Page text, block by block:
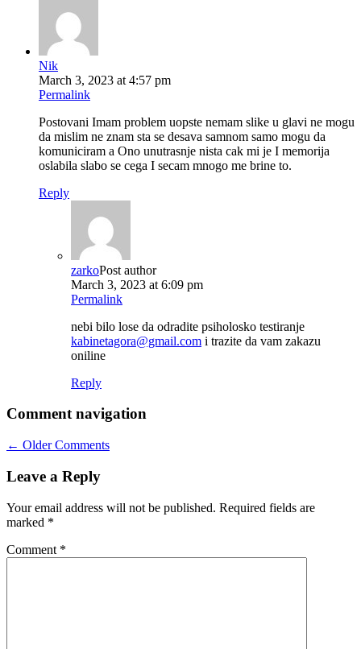
Nik
March 3, 2023 at 4:57 pm
Permalink
Postovani Imam problem uopste nemam slike u glavi ne mogu
da mislim ne znam sta se desava samnom samo mogu da
komuniciram a Ono unutrasnje nista cak mi je I memorija
oslabila slabo se cega I secam mnogo me brine to.
Reply
zarkoPost author
March 3, 2023 at 6:09 pm
Permalink
nebi bilo lose da odradite psiholosko testiranje
kabinetagora@gmail.com i trazite da vam zakazu
oniline
Reply
Comment navigation
← Older Comments
Leave a Reply
Your email address will not be published. Required fields are
marked *
Comment *